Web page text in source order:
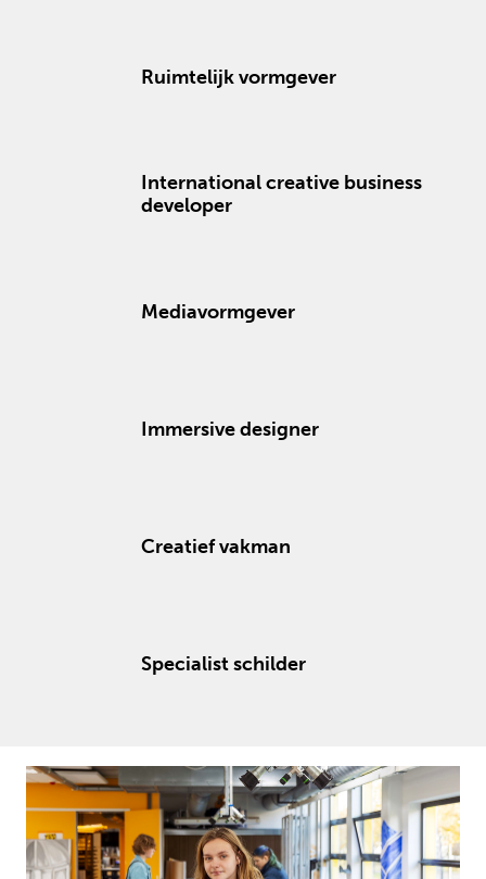
Ruimtelijk vormgever
International creative business
developer
Mediavormgever
Immersive designer
Creatief vakman
Specialist schilder